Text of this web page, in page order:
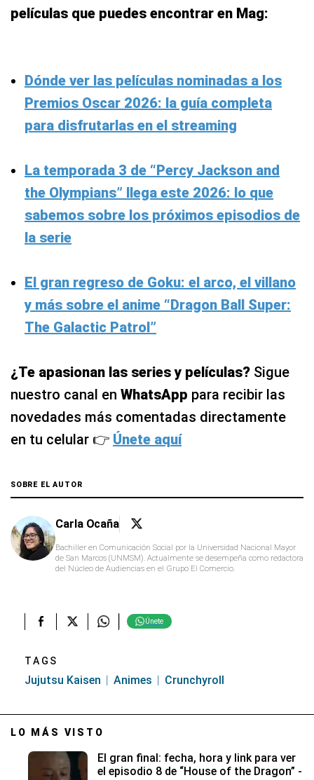
películas que puedes encontrar en Mag:
Dónde ver las películas nominadas a los
Premios Oscar 2026: la guía completa
para disfrutarlas en el streaming
La temporada 3 de “Percy Jackson and
the Olympians” llega este 2026: lo que
sabemos sobre los próximos episodios de
la serie
El gran regreso de Goku: el arco, el villano
y más sobre el anime “Dragon Ball Super:
The Galactic Patrol”
¿Te apasionan las series y películas? Sigue
nuestro canal en WhatsApp para recibir las
novedades más comentadas directamente
en tu celular 👉 Únete aquí
SOBRE EL AUTOR
Carla Ocaña
Bachiller en Comunicación Social por la Universidad Nacional Mayor
de San Marcos (UNMSM). Actualmente se desempeña como redactora
del Núcleo de Audiencias en el Grupo El Comercio.
Únete
TAGS
Jujutsu Kaisen Animes Crunchyroll
LO MÁS VISTO
El gran final: fecha, hora y link para ver
el episodio 8 de “House of the Dragon” -